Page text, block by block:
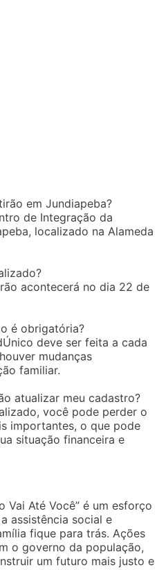
em Jundiapeba?
de Integração da
localizado na Alameda
acontecerá no dia 22 de
é obrigatória?
deve ser feita a cada
mudanças
familiar.
atualizar meu cadastro?
você pode perder o
importantes, o que pode
situação financeira e
Vai Até Você” é um esforço
assistência social e
fique para trás. Ações
o governo da população,
um futuro mais justo e